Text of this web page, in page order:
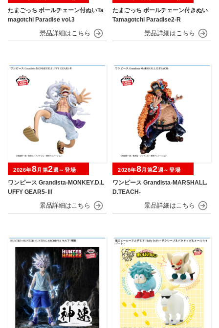
たまごっち ボールチェーン付ぬいTa
magotchi Paradise vol.3
たまごっち ボールチェーン付きぬい
Tamagotchi Paradise2-R
ワンピース Grandista-MONKEY.D.L
UFFY GEAR5-Ⅲ
2026年8月第2週～登場
ワンピース Grandista-MARSHALL.
D.TEACH-
2026年8月第2週～登場